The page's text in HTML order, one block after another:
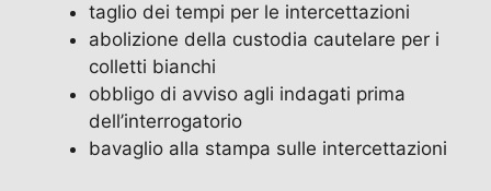
taglio dei tempi per le intercettazioni
abolizione della custodia cautelare per i
colletti bianchi
obbligo di avviso agli indagati prima
dell’interrogatorio
bavaglio alla stampa sulle intercettazioni